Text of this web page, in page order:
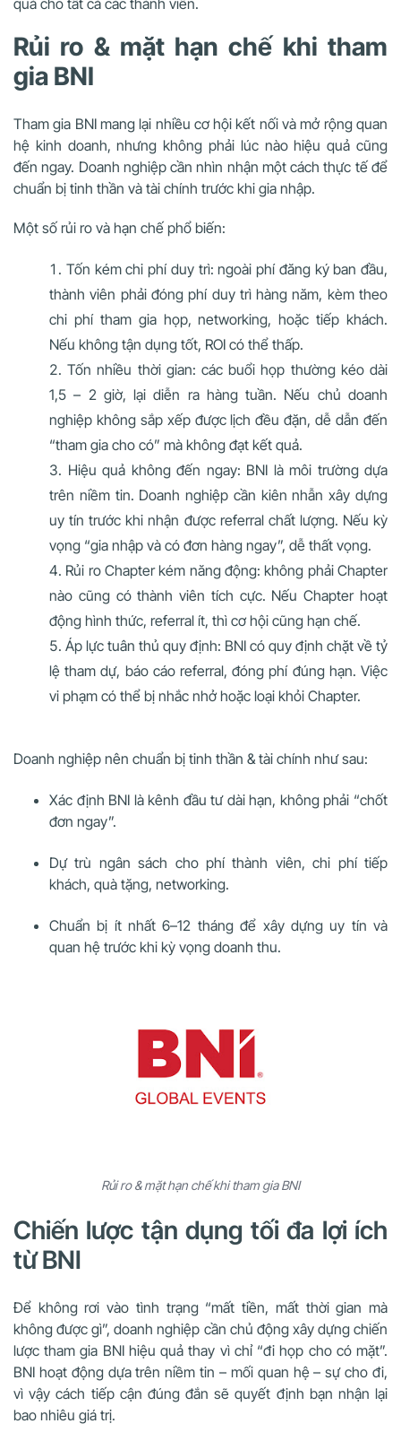
Rủi ro & mặt hạn chế khi tham
gia BNI
Tham gia BNI mang lại nhiều cơ hội kết nối và mở rộng quan
hệ kinh doanh, nhưng không phải lúc nào hiệu quả cũng
đến ngay. Doanh nghiệp cần nhìn nhận một cách thực tế để
chuẩn bị tinh thần và tài chính trước khi gia nhập.
Một số rủi ro và hạn chế phổ biến:
Tốn kém chi phí duy trì: ngoài phí đăng ký ban đầu,
thành viên phải đóng phí duy trì hàng năm, kèm theo
chi phí tham gia họp, networking, hoặc tiếp khách.
Nếu không tận dụng tốt, ROI có thể thấp.
Tốn nhiều thời gian: các buổi họp thường kéo dài
1,5 – 2 giờ, lại diễn ra hàng tuần. Nếu chủ doanh
nghiệp không sắp xếp được lịch đều đặn, dễ dẫn đến
“tham gia cho có” mà không đạt kết quả.
Hiệu quả không đến ngay: BNI là môi trường dựa
trên niềm tin. Doanh nghiệp cần kiên nhẫn xây dựng
uy tín trước khi nhận được referral chất lượng. Nếu kỳ
vọng “gia nhập và có đơn hàng ngay”, dễ thất vọng.
Rủi ro Chapter kém năng động: không phải Chapter
nào cũng có thành viên tích cực. Nếu Chapter hoạt
động hình thức, referral ít, thì cơ hội cũng hạn chế.
Áp lực tuân thủ quy định: BNI có quy định chặt về tỷ
lệ tham dự, báo cáo referral, đóng phí đúng hạn. Việc
vi phạm có thể bị nhắc nhở hoặc loại khỏi Chapter.
Doanh nghiệp nên chuẩn bị tinh thần & tài chính như sau:
Xác định BNI là kênh đầu tư dài hạn, không phải “chốt
đơn ngay”.
Dự trù ngân sách cho phí thành viên, chi phí tiếp
khách, quà tặng, networking.
Chuẩn bị ít nhất 6–12 tháng để xây dựng uy tín và
quan hệ trước khi kỳ vọng doanh thu.
Rủi ro & mặt hạn chế khi tham gia BNI
Chiến lược tận dụng tối đa lợi ích
từ BNI
Để không rơi vào tình trạng “mất tiền, mất thời gian mà
không được gì”, doanh nghiệp cần chủ động xây dựng chiến
lược tham gia BNI hiệu quả thay vì chỉ “đi họp cho có mặt”.
BNI hoạt động dựa trên niềm tin – mối quan hệ – sự cho đi,
vì vậy cách tiếp cận đúng đắn sẽ quyết định bạn nhận lại
bao nhiêu giá trị.